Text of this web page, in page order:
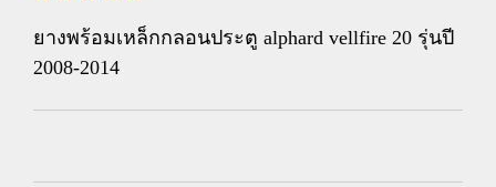
ยางพร้อมเหล็กกลอนประตู alphard vellfire 20 รุ่นปี
2008-2014